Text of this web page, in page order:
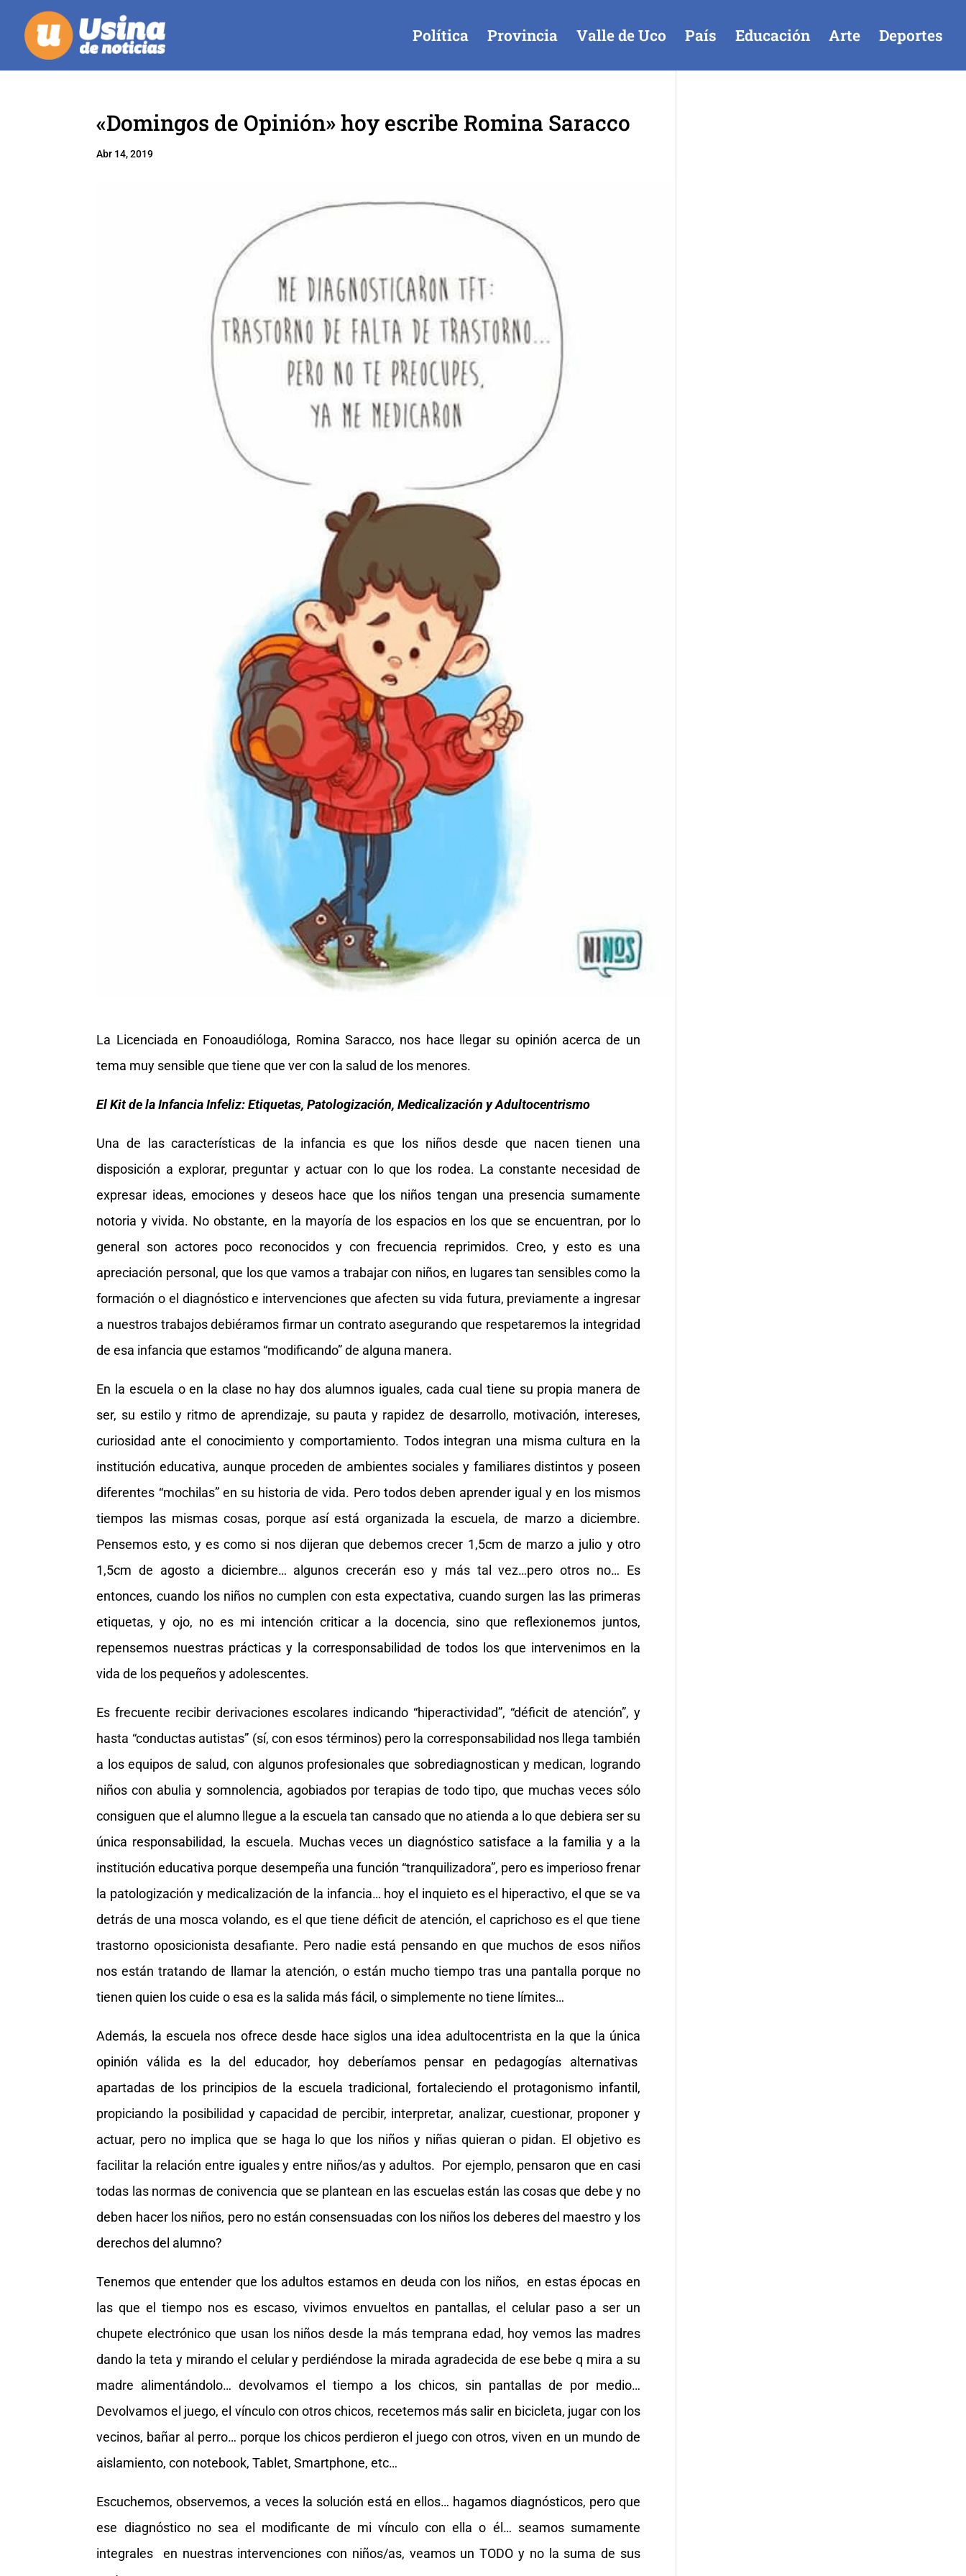
Política Provincia Valle de Uco País Educación Arte Deportes
«Domingos de Opinión» hoy escribe Romina Saracco
Abr 14, 2019
La Licenciada en Fonoaudióloga, Romina Saracco, nos hace llegar su opinión acerca de un
tema muy sensible que tiene que ver con la salud de los menores.
El Kit de la Infancia Infeliz: Etiquetas, Patologización, Medicalización y Adultocentrismo
Una de las características de la infancia es que los niños desde que nacen tienen una
disposición a explorar, preguntar y actuar con lo que los rodea. La constante necesidad de
expresar ideas, emociones y deseos hace que los niños tengan una presencia sumamente
notoria y vivida. No obstante, en la mayoría de los espacios en los que se encuentran, por lo
general son actores poco reconocidos y con frecuencia reprimidos. Creo, y esto es una
apreciación personal, que los que vamos a trabajar con niños, en lugares tan sensibles como la
formación o el diagnóstico e intervenciones que afecten su vida futura, previamente a ingresar
a nuestros trabajos debiéramos firmar un contrato asegurando que respetaremos la integridad
de esa infancia que estamos “modificando” de alguna manera.
En la escuela o en la clase no hay dos alumnos iguales, cada cual tiene su propia manera de
ser, su estilo y ritmo de aprendizaje, su pauta y rapidez de desarrollo, motivación, intereses,
curiosidad ante el conocimiento y comportamiento. Todos integran una misma cultura en la
institución educativa, aunque proceden de ambientes sociales y familiares distintos y poseen
diferentes “mochilas” en su historia de vida. Pero todos deben aprender igual y en los mismos
tiempos las mismas cosas, porque así está organizada la escuela, de marzo a diciembre.
Pensemos esto, y es como si nos dijeran que debemos crecer 1,5cm de marzo a julio y otro
1,5cm de agosto a diciembre… algunos crecerán eso y más tal vez…pero otros no… Es
entonces, cuando los niños no cumplen con esta expectativa, cuando surgen las las primeras
etiquetas, y ojo, no es mi intención criticar a la docencia, sino que reflexionemos juntos,
repensemos nuestras prácticas y la corresponsabilidad de todos los que intervenimos en la
vida de los pequeños y adolescentes.
Es frecuente recibir derivaciones escolares indicando “hiperactividad”, “déficit de atención”, y
hasta “conductas autistas” (sí, con esos términos) pero la corresponsabilidad nos llega también
a los equipos de salud, con algunos profesionales que sobrediagnostican y medican, logrando
niños con abulia y somnolencia, agobiados por terapias de todo tipo, que muchas veces sólo
consiguen que el alumno llegue a la escuela tan cansado que no atienda a lo que debiera ser su
única responsabilidad, la escuela. Muchas veces un diagnóstico satisface a la familia y a la
institución educativa porque desempeña una función “tranquilizadora”, pero es imperioso frenar
la patologización y medicalización de la infancia… hoy el inquieto es el hiperactivo, el que se va
detrás de una mosca volando, es el que tiene déficit de atención, el caprichoso es el que tiene
trastorno oposicionista desafiante. Pero nadie está pensando en que muchos de esos niños
nos están tratando de llamar la atención, o están mucho tiempo tras una pantalla porque no
tienen quien los cuide o esa es la salida más fácil, o simplemente no tiene límites…
Además, la escuela nos ofrece desde hace siglos una idea adultocentrista en la que la única
opinión válida es la del educador, hoy deberíamos pensar en pedagogías alternativas
apartadas de los principios de la escuela tradicional, fortaleciendo el protagonismo infantil,
propiciando la posibilidad y capacidad de percibir, interpretar, analizar, cuestionar, proponer y
actuar, pero no implica que se haga lo que los niños y niñas quieran o pidan. El objetivo es
facilitar la relación entre iguales y entre niños/as y adultos. Por ejemplo, pensaron que en casi
todas las normas de conivencia que se plantean en las escuelas están las cosas que debe y no
deben hacer los niños, pero no están consensuadas con los niños los deberes del maestro y los
derechos del alumno?
Tenemos que entender que los adultos estamos en deuda con los niños, en estas épocas en
las que el tiempo nos es escaso, vivimos envueltos en pantallas, el celular paso a ser un
chupete electrónico que usan los niños desde la más temprana edad, hoy vemos las madres
dando la teta y mirando el celular y perdiéndose la mirada agradecida de ese bebe q mira a su
madre alimentándolo… devolvamos el tiempo a los chicos, sin pantallas de por medio…
Devolvamos el juego, el vínculo con otros chicos, recetemos más salir en bicicleta, jugar con los
vecinos, bañar al perro… porque los chicos perdieron el juego con otros, viven en un mundo de
aislamiento, con notebook, Tablet, Smartphone, etc…
Escuchemos, observemos, a veces la solución está en ellos… hagamos diagnósticos, pero que
ese diagnóstico no sea el modificante de mi vínculo con ella o él… seamos sumamente
integrales en nuestras intervenciones con niños/as, veamos un TODO y no la suma de sus